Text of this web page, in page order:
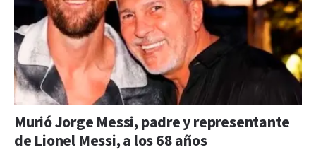
Murió Jorge Messi, padre y representante
de Lionel Messi, a los 68 años